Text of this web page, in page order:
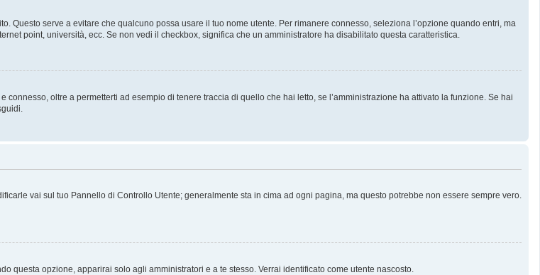
Questo serve a evitare che qualcuno possa usare il tuo nome utente. Per rimanere connesso, seleziona l’opzione quando entri, ma
point, università, ecc. Se non vedi il checkbox, significa che un amministratore ha disabilitato questa caratteristica.
oltre a permetterti ad esempio di tenere traccia di quello che hai letto, se l’amministrazione ha attivato la funzione. Se hai
vai sul tuo Pannello di Controllo Utente; generalmente sta in cima ad ogni pagina, ma questo potrebbe non essere sempre vero.
questa opzione, apparirai solo agli amministratori e a te stesso. Verrai identificato come utente nascosto.